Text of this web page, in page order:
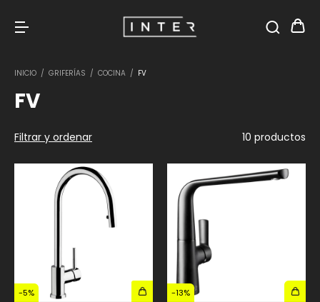
INICIO / GRIFERÍAS / COCINA / FV
FV
Filtrar y ordenar 10 productos
-5% -13%